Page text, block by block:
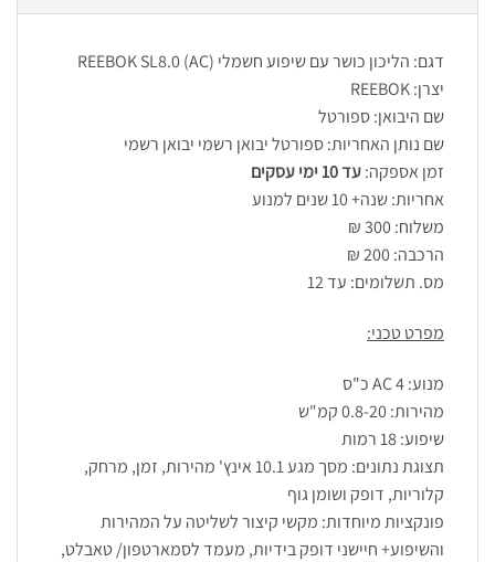
דגם: הליכון כושר עם שיפוע חשמלי REEBOK SL8.0 (AC)
יצרן: REEBOK
שם היבואן: ספורטל
שם נותן האחריות: ספורטל יבואן רשמי יבואן רשמי
זמן אספקה:עד 10 ימי עסקים
אחריות: שנה+ 10 שנים למנוע
משלוח: 300 ₪
הרכבה: 200 ₪
מס. תשלומים: עד 12
מפרט טכני:
מנוע: 4 AC כ"ס
מהירות: 0.8-20 קמ"ש
שיפוע: 18 רמות
תצוגת נתונים: מסך מגע 10.1 אינץ' מהירות, זמן, מרחק,
קלוריות, דופק ושומן גוף
פונקציות מיוחדות: מקשי קיצור לשליטה על המהירות
והשיפוע+ חיישני דופק בידיות, מעמד לסמארטפון/ טאבלט,